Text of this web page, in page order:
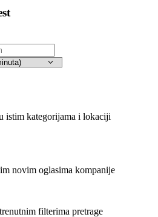
istim kategorijama i lokaciji
novim oglasima kompanije
filterima pretrage